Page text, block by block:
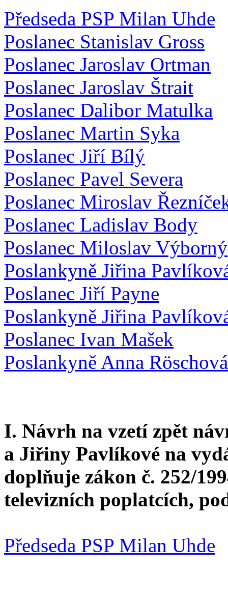
Předseda PSP Milan Uhde
Poslanec Stanislav Gross
Poslanec Jaroslav Ortman
Poslanec Jaroslav Štrait
Poslanec Dalibor Matulka
Poslanec Martin Syka
Poslanec Jiří Bílý
Poslanec Pavel Severa
Poslanec Miroslav
Poslanec Ladislav Body
Poslanec Miloslav Výborný
Poslankyně Jiřina
Poslanec Jiří Payne
Poslankyně Jiřina
Poslanec Ivan Mašek
Poslankyně Anna Röschová
I. Návrh na vzetí zpět
a Jiřiny Pavlíkové na
doplňuje zákon č. 252/
televizních poplatcích,
Předseda PSP Milan Uhde